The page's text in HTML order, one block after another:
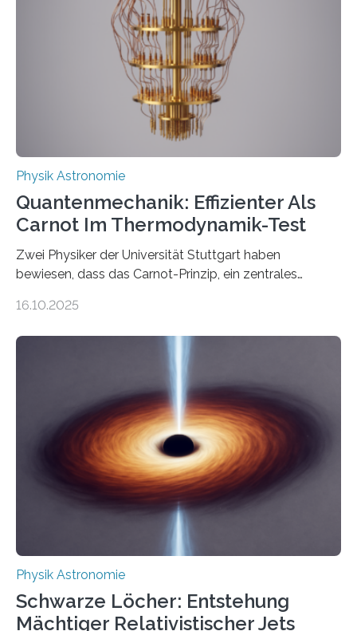
Jahre alt geworden ist, weshalb die UNESCO 2025 zum
Internationalen Jahr der Quantenwissenschaft und -
technologie ausgerufen hat. Doch nun hat eine
internationale Forschungsgruppe um den
Physik Astronomie
Quantenmechanik: Effizienter Als
Carnot Im Thermodynamik-Test
Zwei Physiker der Universität Stuttgart haben
bewiesen, dass das Carnot-Prinzip, ein zentrales
Größenordnung von Atomen gilt, deren physikalische
Quantenmotoren voranbringen. Das
Wissenschaftsjournal Science Advances veröffentlichte
die Herleitung. (DOI: 10.1126/sciadv.adw8462)
Verbrennungsmotoren oder Dampfturbinen sind
Wärmekraftmaschinen: Sie wandeln thermische
Energie in mechanische Bewegung um – oder anders
ausgedrückt, Wärme in Bewegung. In
quantenmechanischen Experimenten ist es in den…
16.10.2025
Physik Astronomie
Schwarze Löcher: Entstehung
Mächtiger Relativistischer Jets